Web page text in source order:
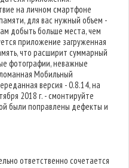
на личном смартфоне
для вас нужный объем -
добыть больше места, чем
приложение загруженная
что расширит суммарный
фотографии, неважные
Мобильный
версия - 0.8.14, на
2018 г. - смонтируйте
были поправлены дефекты и
ответственно сочетается